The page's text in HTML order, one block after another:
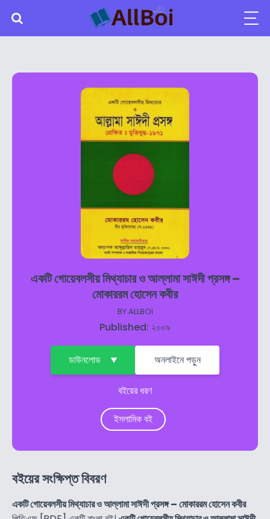
একটি গোয়েবলসীয় মিথ্যাচার ও আল্লামা সাঈদী প্রসঙ্গ –
মোকাররম হোসেন কবীর
BYALLBOI
Published: ২০০৯
ডাউনলোড অনলাইনে পড়ুন
বইয়ের ধরণ
ইসলামিক বই
বইয়ের সংক্ষিপ্ত বিবরণ
একটি গোয়েবলসীয় মিথ্যাচার ও আল্লামা সাঈদী প্রসঙ্গ – মোকাররম হোসেন কবীর